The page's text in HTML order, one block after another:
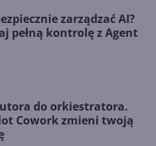
zarządzać AI?
pełną kontrolę z Agent
do orkiestratora.
Cowork zmieni twoją